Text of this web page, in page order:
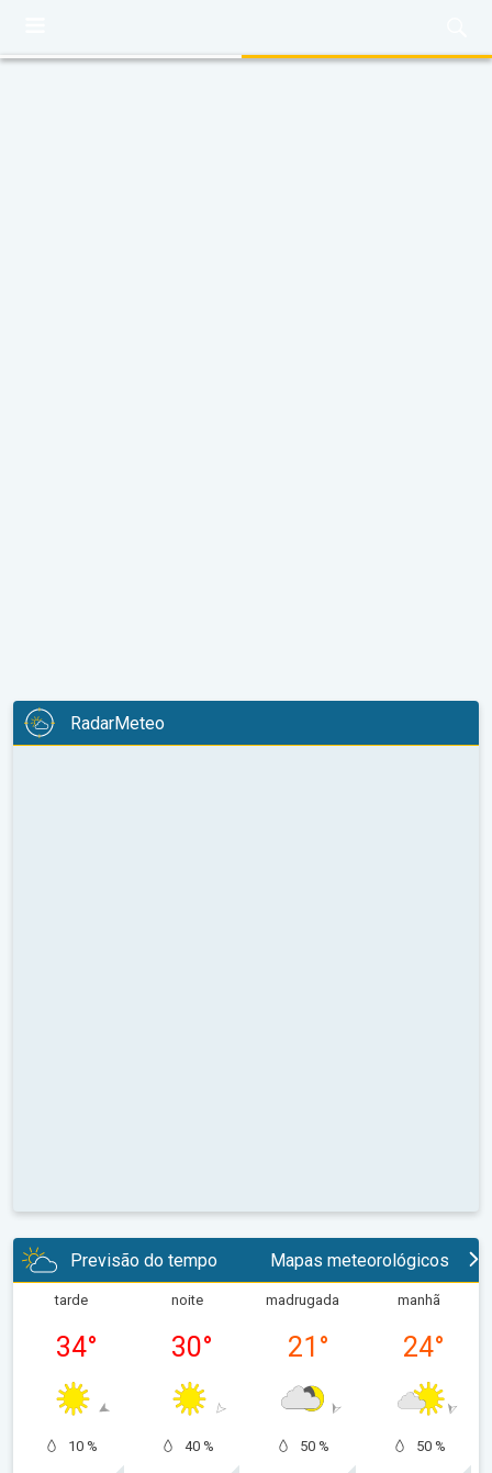
RadarMeteo
Previsão do tempo Mapas meteorológicos
tarde
34°
10 %
noite
30°
40 %
madrugada
21 °
50 %
manhã
24°
50 %